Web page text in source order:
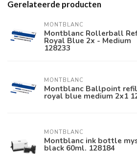
Gerelateerde producten
MONTBLANC
Montblanc Rollerball
Royal Blue 2x - Medium
128233
MONTBLANC
Montblanc Ballpoint
royal blue medium 2x1
MONTBLANC
Montblanc ink bottle
black 60ml. 128184